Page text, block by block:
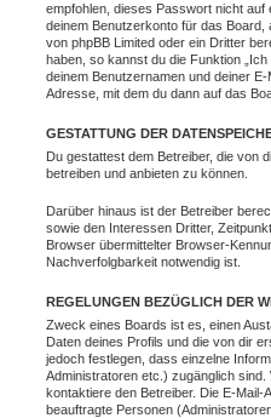
empfohlen, dieses Passwort nicht
deinem Benutzerkonto für das
von phpBB Limited oder ein Dritter
haben, so kannst du die Funktion
deinem Benutzernamen und deiner
Adresse, mit dem du dann auf das
GESTATTUNG DER
Du gestattest dem Betreiber, die von
betreiben und anbieten zu können.
Darüber hinaus ist der Betreiber
sowie den Interessen Dritter,
Browser übermittelter Browser-
Nachverfolgbarkeit notwendig ist.
REGELUNGEN BEZÜGLICH DER
Zweck eines Boards ist es, einen
Daten deines Profils und die von dir
jedoch festlegen, dass einzelne
Administratoren etc.) zugänglich
kontaktiere den Betreiber. Die E-
beauftragte Personen